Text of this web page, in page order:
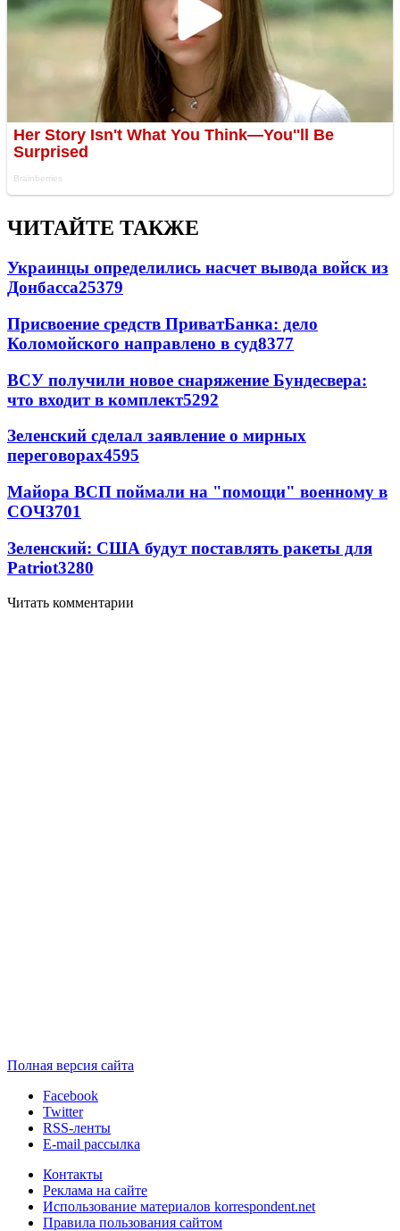
ЧИТАЙТЕ ТАКЖЕ
Украинцы определились насчет вывода войск из
Донбасса25379
Присвоение средств ПриватБанка: дело
Коломойского направлено в суд8377
ВСУ получили новое снаряжение Бундесвера:
что входит в комплект5292
Зеленский сделал заявление о мирных
переговорах4595
Майора ВСП поймали на "помощи" военному в
СОЧ3701
Зеленский: США будут поставлять ракеты для
Patriot3280
Читать комментарии
Полная версия сайта
Facebook
Twitter
RSS-ленты
E-mail рассылка
Контакты
Реклама на сайте
Использование материалов korrespondent.net
Правила пользования сайтом